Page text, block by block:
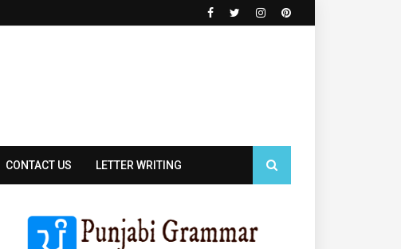
CONTACT US LETTER WRITING